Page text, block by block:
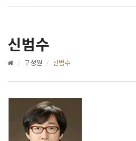
신범수
구성원 신범수